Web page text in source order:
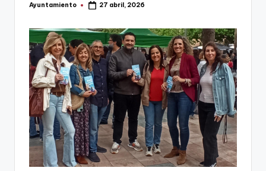
Publicado
Ayuntamiento 27 abril, 2026